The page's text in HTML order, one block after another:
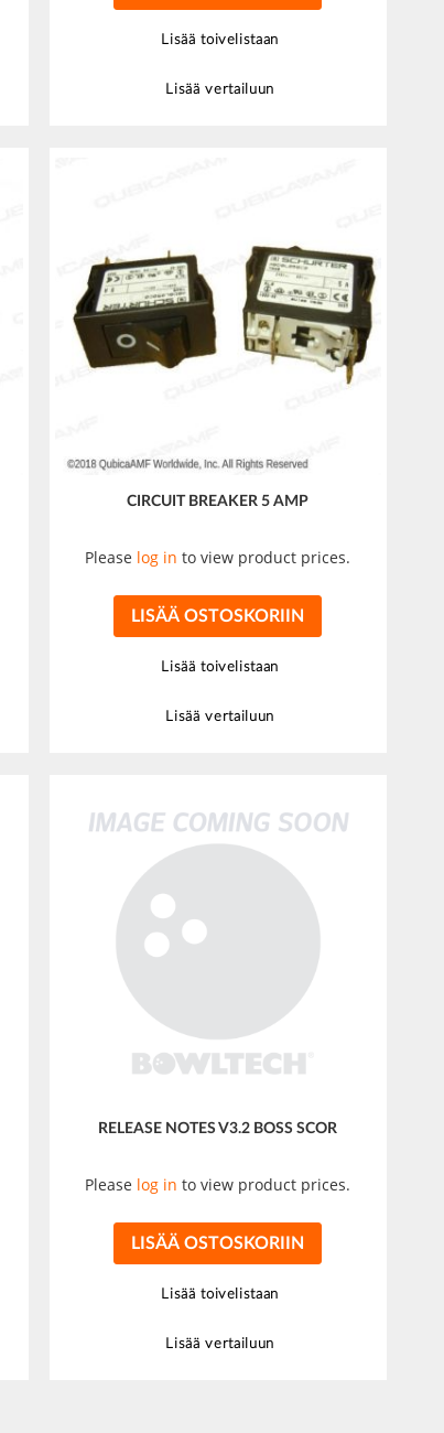
Lisää toivelistaan
Lisää vertailuun
CIRCUIT BREAKER 5 AMP
Please log in to view product prices.
LISÄÄ OSTOSKORIIN
Lisää toivelistaan
Lisää vertailuun
RELEASE NOTES V3.2 BOSS SCOR
Please log in to view product prices.
LISÄÄ OSTOSKORIIN
Lisää toivelistaan
Lisää vertailuun